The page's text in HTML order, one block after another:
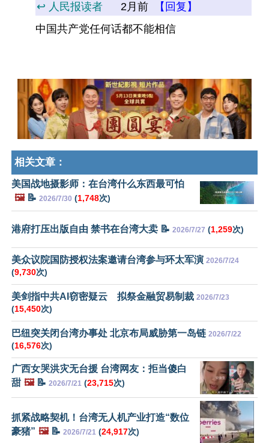
↩️ 人民报读者 2月前
【回复】
中国共产党任何话都不能相信
相关文章：
美国战地摄影师：在台湾什么东西最可怕
🖼️📝 2026/7/30 (1,748次)
港府打压出版自由 禁书在台湾大卖 📝 2026/7/27 (1,259次)
美众议院国防授权法案邀请台湾参与环太军演 2026/7/24
(9,730次)
美剑指中共AI窃密疑云 拟祭金融贸易制裁 2026/7/23
(15,450次)
巴纽突关闭台湾办事处 北京布局威胁第一岛链 2026/7/22
(16,576次)
广西女哭洪灾无台援 台湾网友：拒当傻白
甜 🖼️📝 2026/7/21 (23,715次)
抓紧战略契机！台湾无人机产业打造“数位
豪猪” 🖼️📝 2026/7/21 (24,917次)